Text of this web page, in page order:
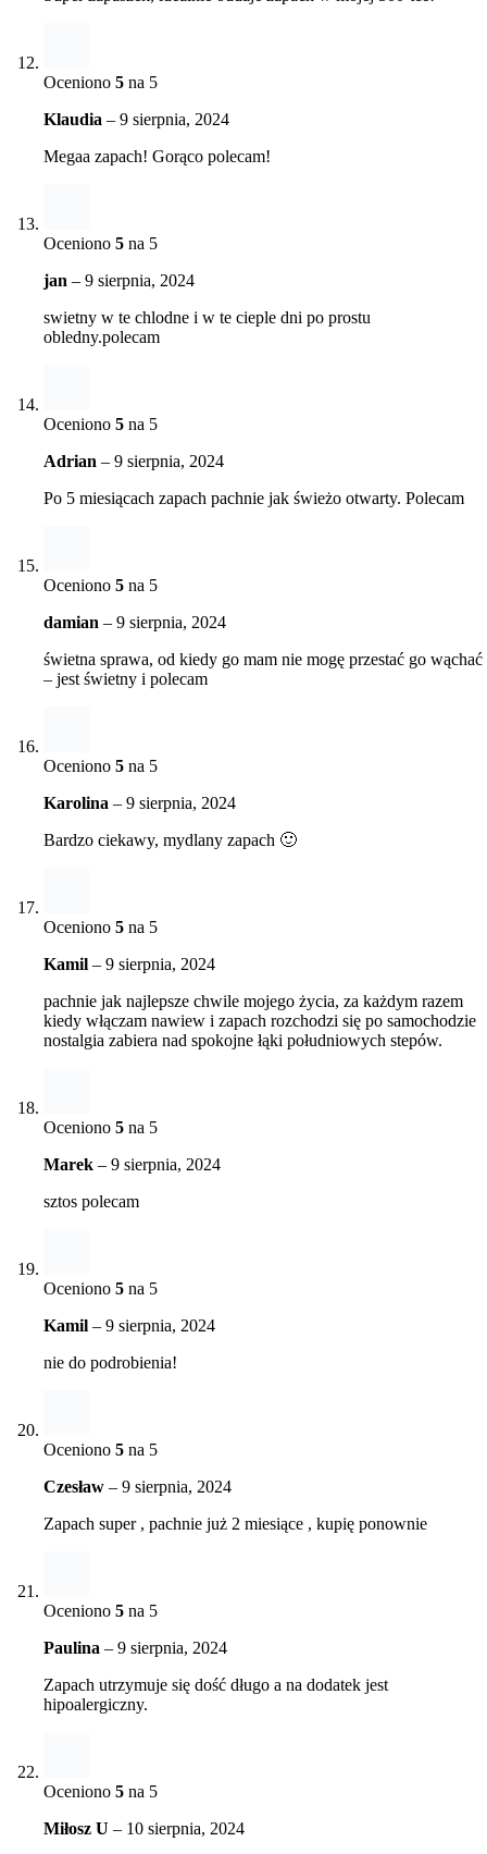
Oceniono 5 na 5
Klaudia – 9 sierpnia, 2024
Megaa zapach! Gorąco polecam!
Oceniono 5 na 5
jan – 9 sierpnia, 2024
swietny w te chlodne i w te cieple dni po prostu
obledny.polecam
Oceniono 5 na 5
Adrian – 9 sierpnia, 2024
Po 5 miesiącach zapach pachnie jak świeżo otwarty. Polecam
Oceniono 5 na 5
damian – 9 sierpnia, 2024
świetna sprawa, od kiedy go mam nie mogę przestać go wąchać
– jest świetny i polecam
Oceniono 5 na 5
Karolina – 9 sierpnia, 2024
Bardzo ciekawy, mydlany zapach 🙂
Oceniono 5 na 5
Kamil – 9 sierpnia, 2024
pachnie jak najlepsze chwile mojego życia, za każdym razem
kiedy włączam nawiew i zapach rozchodzi się po samochodzie
nostalgia zabiera nad spokojne łąki południowych stepów.
Oceniono 5 na 5
Marek – 9 sierpnia, 2024
sztos polecam
Oceniono 5 na 5
Kamil – 9 sierpnia, 2024
nie do podrobienia!
Oceniono 5 na 5
Czesław – 9 sierpnia, 2024
Zapach super , pachnie już 2 miesiące , kupię ponownie
Oceniono 5 na 5
Paulina – 9 sierpnia, 2024
Zapach utrzymuje się dość długo a na dodatek jest
hipoalergiczny.
Oceniono 5 na 5
Miłosz U – 10 sierpnia, 2024